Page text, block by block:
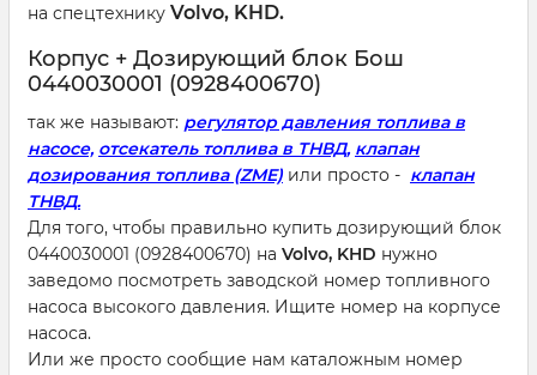
на спецтехнику Volvo, KHD.
Корпус + Дозирующий блок Бош
0440030001 (0928400670)
так же называют: регулятор давления топлива в
насосе, отсекатель топлива в ТНВД, клапан
дозирования топлива (ZME) или просто - клапан
ТНВД.
Для того, чтобы правильно купить дозирующий блок
0440030001 (0928400670) на Volvo, KHD нужно
заведомо посмотреть заводской номер топливного
насоса высокого давления. Ищите номер на корпусе
насоса.
Или же просто сообщие нам каталожным номер